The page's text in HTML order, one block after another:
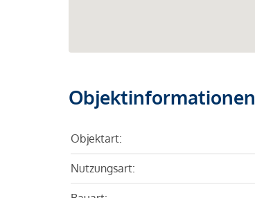
Objektinformationen
Objektart:
Nutzungsart: